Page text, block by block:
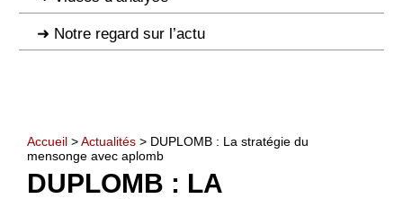
Notre regard sur l’actu
Accueil >Actualités > DUPLOMB : La stratégie du
mensonge avec aplomb
DUPLOMB : LA